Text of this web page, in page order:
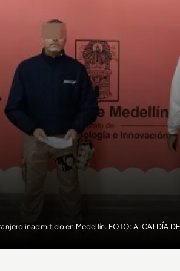
inadmitido en Medellín. FOTO: ALCALDÍA DE